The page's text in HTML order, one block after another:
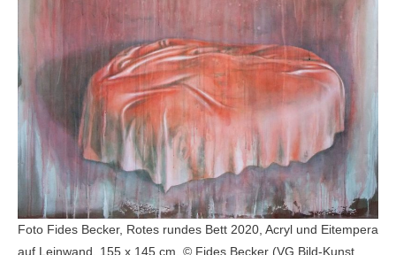
Foto Fides Becker, Rotes rundes Bett 2020, Acryl und Eitempera
auf Leinwand, 155 x 145 cm, © Fides Becker (VG Bild-Kunst